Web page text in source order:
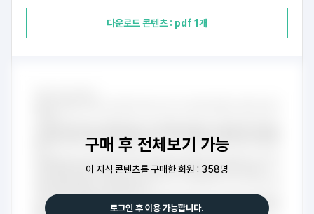
다운로드 콘텐츠 : pdf 1개
구매 후 전체보기 가능
이 지식 콘텐츠를 구매한 회원 : 358명
로그인 후 이용 가능합니다.